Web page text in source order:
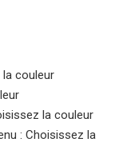
la couleur
la couleur
: Choisissez la